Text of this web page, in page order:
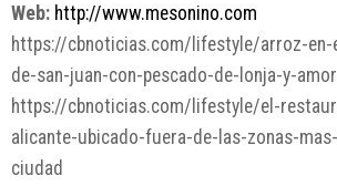
Web: http://www.mesonino.com
https://cbnoticias.com/lifestyle/arroz-en-
de-san-juan-con-pescado-de-lonja-y-
https://cbnoticias.com/lifestyle/el-
alicante-ubicado-fuera-de-las-zonas-
ciudad